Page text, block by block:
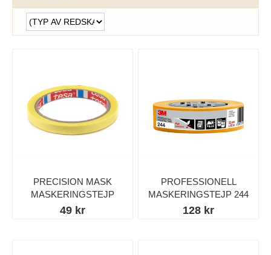
PRECISION MASK
MASKERINGSTEJP
49 kr
PROFESSIONELL
MASKERINGSTEJP 244
128 kr